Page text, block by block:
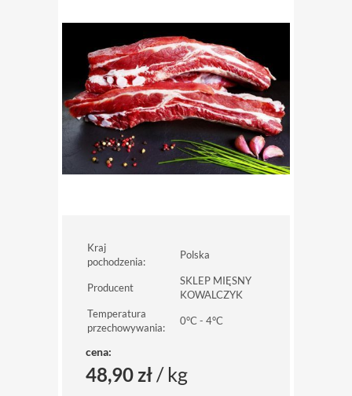
Kraj
pochodzenia:
Polska
Producent
SKLEP MIĘSNY
KOWALCZYK
Temperatura
przechowywania:
0°C - 4°C
cena:
48,90 zł / kg